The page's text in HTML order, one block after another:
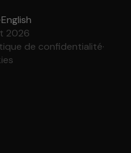
·English
2026
de confidentialité·